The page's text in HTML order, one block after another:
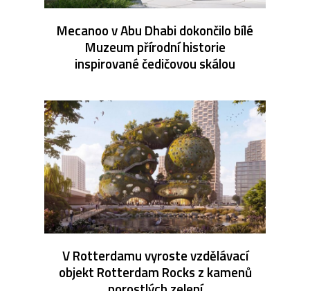
Mecanoo v Abu Dhabi dokončilo bílé
Muzeum přírodní historie
inspirované čedičovou skálou
V Rotterdamu vyroste vzdělávací
objekt Rotterdam Rocks z kamenů